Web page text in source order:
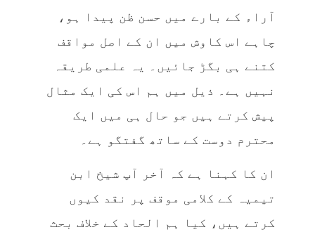
آراء کے بارے میں حسن ظن پیدا ہو،
چاہے اس کاوش میں ان کے اصل مواقف
کتنے ہی بگڑ جائیں۔ یہ علمی طریقہ
نہیں ہے۔ ذیل میں ہم اس کی ایک مثال
پیش کرتے ہیں جو حال ہی میں ایک
محترم دوست کے ساتھ گفتگو ہے۔
ان کا کہنا ہے کہ آخر آپ شیخ ابن
تیمیہ کے کلامی موقف پر نقد کیوں
کرتے ہیں، کیا ہم الحاد کے خلاف بحث